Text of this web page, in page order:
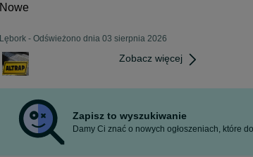
Nowe
Lębork - Odświeżono dnia 03 sierpnia 2026
Zobacz więcej
Zapisz to wyszukiwanie
Damy Ci znać o nowych ogłoszeniach, które